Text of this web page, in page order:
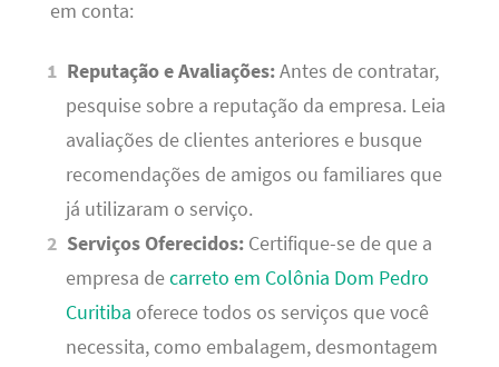
em conta:
Reputação e Avaliações:Antes de contratar,
pesquise sobre a reputação da empresa. Leia
avaliações de clientes anteriores e busque
recomendações de amigos ou familiares que
já utilizaram o serviço.
Serviços Oferecidos: Certifique-se de que a
empresa decarreto em Colônia Dom Pedro
Curitiba oferece todos os serviços que você
necessita, como embalagem, desmontagem